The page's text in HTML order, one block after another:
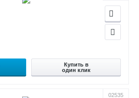
Купить в
один клик
02535